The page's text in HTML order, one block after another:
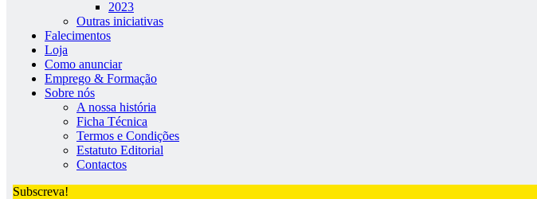
2023
Outras iniciativas
Falecimentos
Loja
Como anunciar
Emprego & Formação
Sobre nós
A nossa história
Ficha Técnica
Termos e Condições
Estatuto Editorial
Contactos
Subscreva!